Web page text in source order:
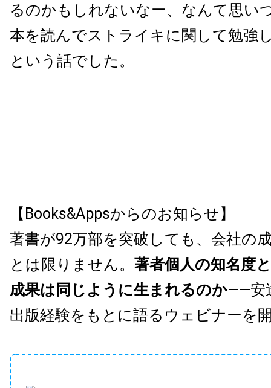
るのかもしれないなー、なんて思い
本を読んでストライキに関して勉強
という話でした。
【Books&Appsからのお知らせ】
著書が92万部を突破しても、会社の
とは限りません。 著者個人の知名度
成果は同じように生まれるのか——安
出版経験をもとに語るウェビナーを